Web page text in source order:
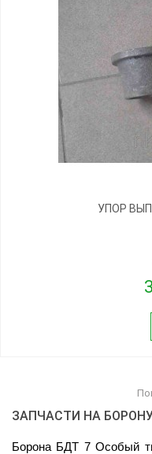
УПОР
ЗАПЧАСТИ НА
Борона БДТ 7 Особый